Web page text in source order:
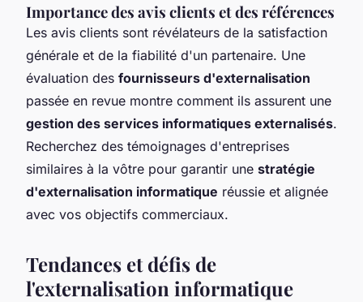
Importance des avis clients et des références
Les avis clients sont révélateurs de la satisfaction
générale et de la fiabilité d'un partenaire. Une
évaluation des fournisseurs d'externalisation
passée en revue montre comment ils assurent une
gestion des services informatiques externalisés.
Recherchez des témoignages d'entreprises
similaires à la vôtre pour garantir une stratégie
d'externalisation informatique réussie et alignée
avec vos objectifs commerciaux.
Tendances et défis de
l'externalisation informatique